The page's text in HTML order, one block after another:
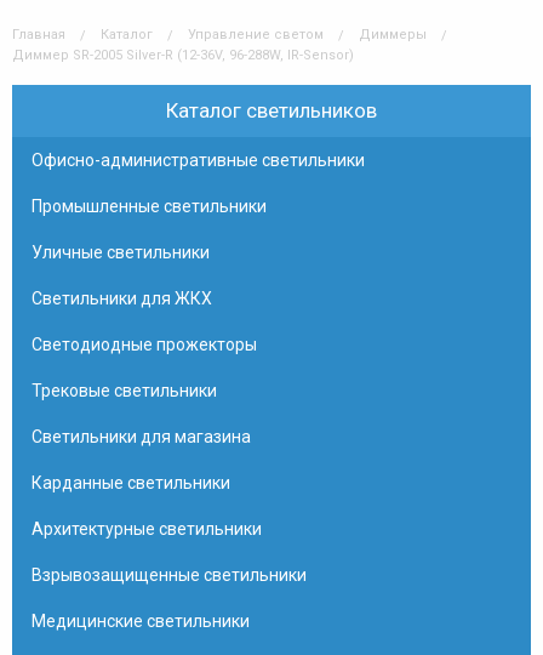
Главная Каталог Управление светом
Диммеры
Диммер SR-2005 Silver-R (12-36V, 96-288W, IR-Sensor)
Каталог светильников
Офисно-административные светильники
Промышленные светильники
Уличные светильники
Светильники для ЖКХ
Светодиодные прожекторы
Трековые светильники
Светильники для магазина
Карданные светильники
Архитектурные светильники
Взрывозащищенные светильники
Медицинские светильники